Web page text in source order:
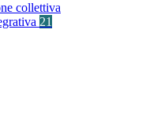
collettiva
21